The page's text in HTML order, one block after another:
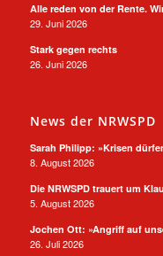
Alle reden von der Rente.
29. Juni 2026
Stark gegen rechts
26. Juni 2026
News der NRWSPD
Sarah Philipp: »Krisen
8. August 2026
Die NRWSPD trauert um
5. August 2026
Jochen Ott: »Angriff auf
26. Juli 2026